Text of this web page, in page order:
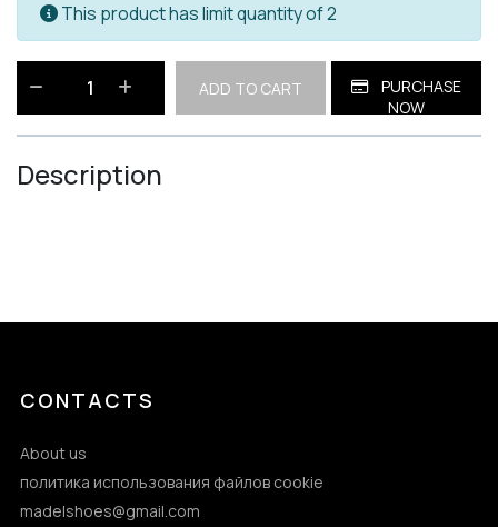
This product has limit quantity of 2
ADD TO CART
PURCHASE
NOW
Description
CONTACTS
About us
политика использования файлов cookie
madelshoes@gmail.com